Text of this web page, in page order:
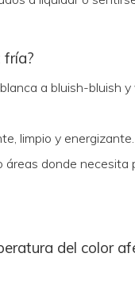
fría?
a bluish-bluish
limpio y
áreas donde necesita
del color